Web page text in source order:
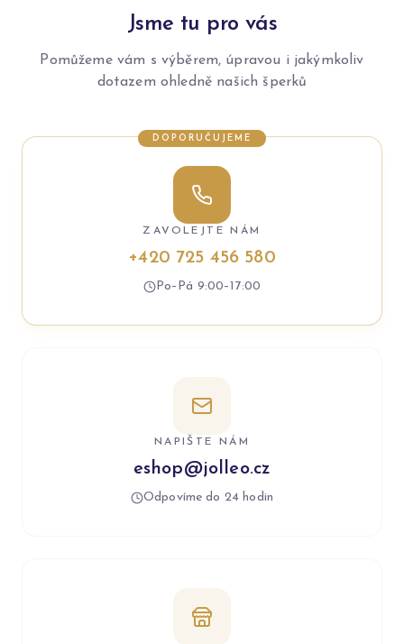
Jsme tu pro vás
Pomůžeme vám s výběrem, úpravou i jakýmkoliv
dotazem ohledně našich šperků
DOPORUČUJEME
ZAVOLEJTE NÁM
+420 725 456 580
Po–Pá 9:00–17:00
NAPIŠTE NÁM
eshop@jolleo.cz
Odpovíme do 24 hodin